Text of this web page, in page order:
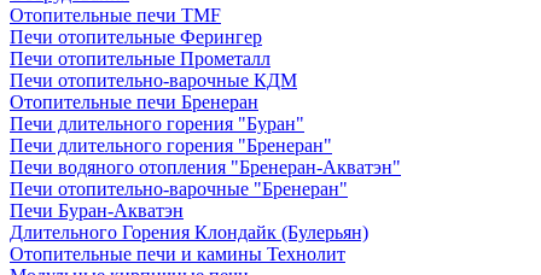
Отопительные печи TMF
Печи отопительные Ферингер
Печи отопительные Прометалл
Печи отопительно-варочные КДМ
Отопительные печи Бренеран
Печи длительного горения "Буран"
Печи длительного горения "Бренеран"
Печи водяного отопления "Бренеран-Акватэн"
Печи отопительно-варочные "Бренеран"
Печи Буран-Акватэн
Длительного Горения Клондайк (Булерьян)
Отопительные печи и камины Технолит